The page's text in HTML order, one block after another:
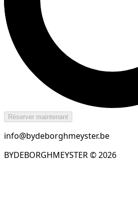
Réserver maintenant
info@bydeborghmeyster.be
BYDEBORGHMEYSTER ©2026